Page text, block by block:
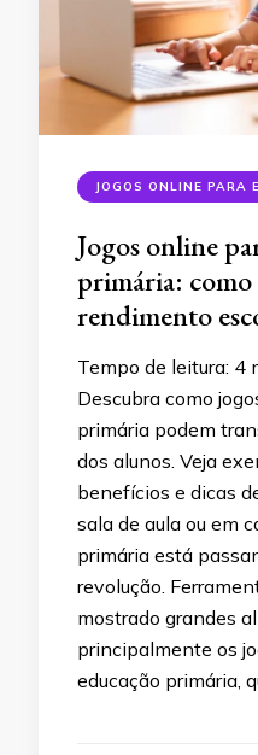
JOGOS ONLINE PARA
Jogos online
primária:
rendimento
Tempo de leitura: 4
Descubra como
primária podem
dos alunos. Veja
benefícios e dicas
sala de aula ou em
primária está
revolução.
mostrado grandes
principalmente os
educação primária,